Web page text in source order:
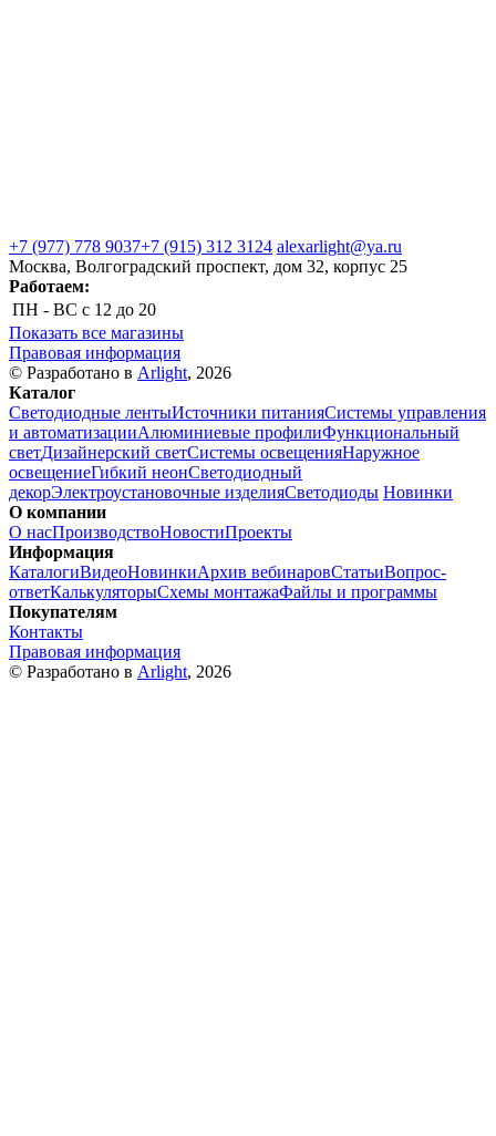
+7 (977) 778 9037+7 (915) 312 3124 alexarlight@ya.ru
Москва, Волгоградский проспект, дом 32, корпус 25
Работаем:
ПН - ВС с 12 до 20
Показать все магазины
Правовая информация
© Разработано в Arlight, 2026
Каталог
Светодиодные лентыИсточники питанияСистемы управления
и автоматизацииАлюминиевые профилиФункциональный
светДизайнерский светСистемы освещенияНаружное
освещениеГибкий неонСветодиодный
декорЭлектроустановочные изделияСветодиоды Новинки
О компании
О насПроизводствоНовостиПроекты
Информация
КаталогиВидеоНовинкиАрхив вебинаровСтатьиВопрос-
ответКалькуляторыСхемы монтажаФайлы и программы
Покупателям
Контакты
Правовая информация
© Разработано в Arlight, 2026